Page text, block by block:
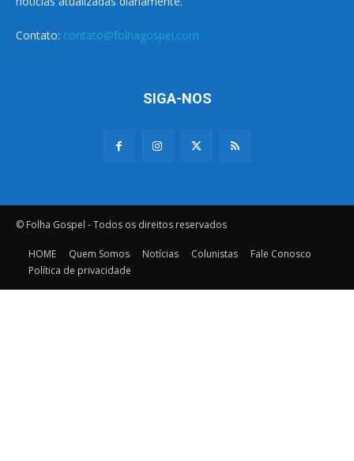
Contato: contato@folhagospel.com
SIGA-NOS
© Folha Gospel - Todos os direitos reservados
HOME Quem Somos Notícias Colunistas
Fale Conosco
Política de privacidade